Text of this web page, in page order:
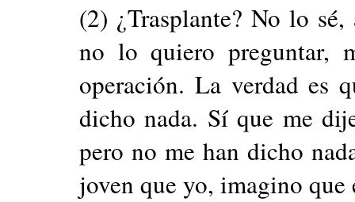
(2) ¿Trasplante? No lo
no lo quiero
operación. La verdad es
dicho nada. Sí que me
pero no me han dicho
joven que yo, imagino